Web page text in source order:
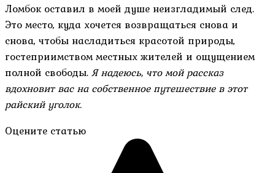
Ломбок оставил в моей душе неизгладимый след.
Это место, куда хочется возвращаться снова и
снова, чтобы насладиться красотой природы,
гостеприимством местных жителей и ощущением
полной свободы.Я надеюсь, что мой рассказ
вдохновит вас на собственное путешествие в этот
райский уголок.
Оцените статью